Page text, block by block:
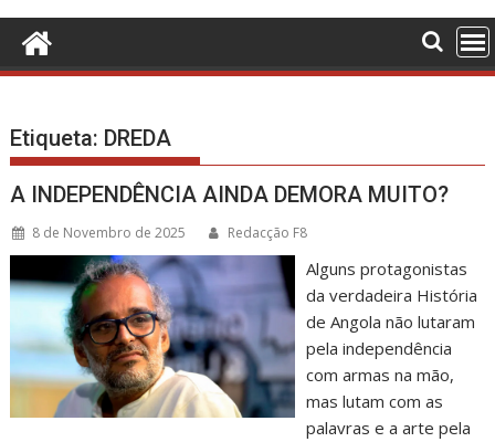
Etiqueta: DREDA
A INDEPENDÊNCIA AINDA DEMORA MUITO?
8 de Novembro de 2025 Redacção F8
Alguns protagonistas
da verdadeira História
de Angola não lutaram
pela independência
com armas na mão,
mas lutam com as
palavras e a arte pela